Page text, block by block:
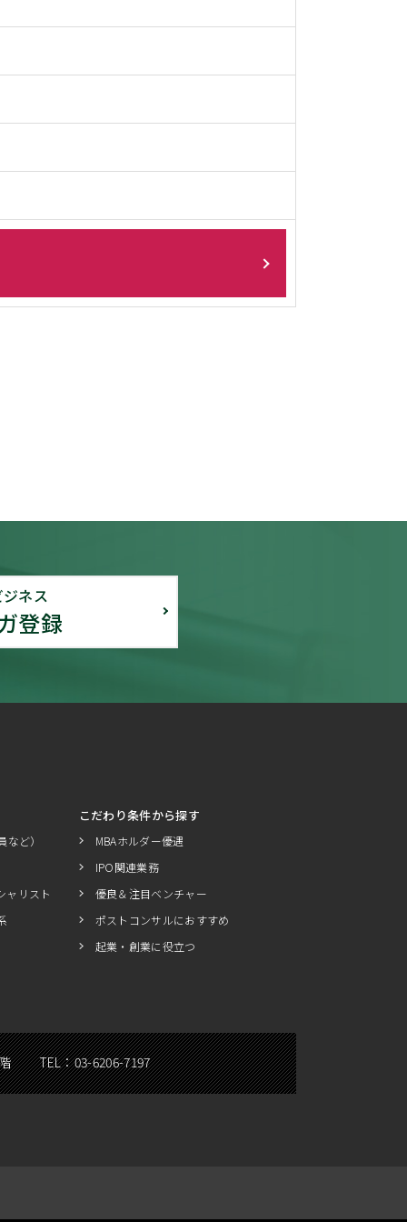
ネス
登録
ど）
ャリスト
こだわり条件から探す
MBAホルダー優遇
IPO関連業務
優良＆注目ベンチャー
ポストコンサルにおすすめ
起業・創業に役立つ
TEL：03-6206-7197